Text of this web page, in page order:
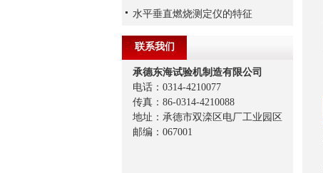
水平垂直燃烧测定仪的特征
联系我们
承德东海试验机制造有限公司
电话：0314-4210077
传真：86-0314-4210088
地址：承德市双滦区电厂工业园区
邮编：067001